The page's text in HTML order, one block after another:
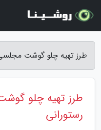
طرز تهیه چلو گوشت
طرز تهیه چلو
رستورانی